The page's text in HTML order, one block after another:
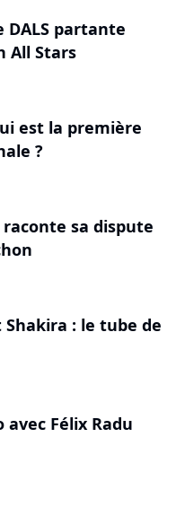
DALS partante
All Stars
est la première
?
sa dispute
Shakira : le tube de
Félix Radu